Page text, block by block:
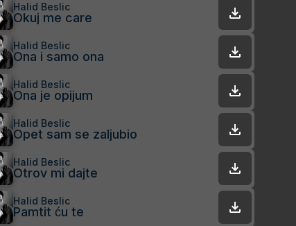
Halid Beslic
Okuj me care
Halid Beslic
Ona i samo ona
Halid Beslic
Ona je opijum
Halid Beslic
Opet sam se zaljubio
Halid Beslic
Otrov mi dajte
Halid Beslic
Pamtit ću te